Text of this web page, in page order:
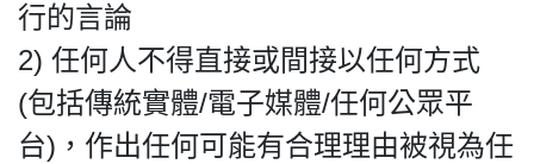
行的言論
2) 任何人不得直接或間接以任何方式
(包括傳統實體/電子媒體/任何公眾平
台)，作出任何可能有合理理由被視為任